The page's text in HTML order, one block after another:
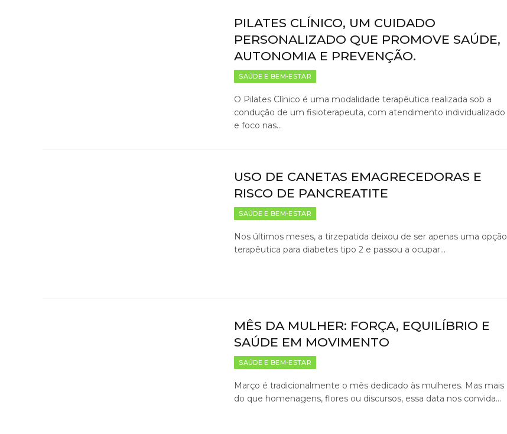
PILATES CLÍNICO, UM CUIDADO
PERSONALIZADO QUE PROMOVE SAÚDE,
AUTONOMIA E PREVENÇÃO.
SAÚDE E BEM-ESTAR
O Pilates Clínico é uma modalidade terapêutica realizada sob a
condução de um fisioterapeuta, com atendimento individualizado
e foco nas…
USO DE CANETAS EMAGRECEDORAS E
RISCO DE PANCREATITE
SAÚDE E BEM-ESTAR
Nos últimos meses, a tirzepatida deixou de ser apenas uma opção
terapêutica para diabetes tipo 2 e passou a ocupar…
MÊS DA MULHER: FORÇA, EQUILÍBRIO E
SAÚDE EM MOVIMENTO
SAÚDE E BEM-ESTAR
Março é tradicionalmente o mês dedicado às mulheres. Mas mais
do que homenagens, flores ou discursos, essa data nos convida…